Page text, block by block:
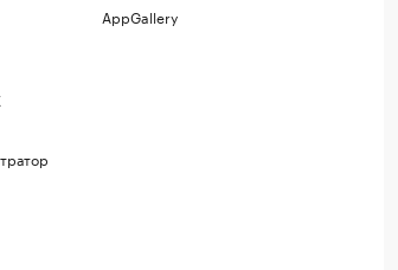
AppGallery